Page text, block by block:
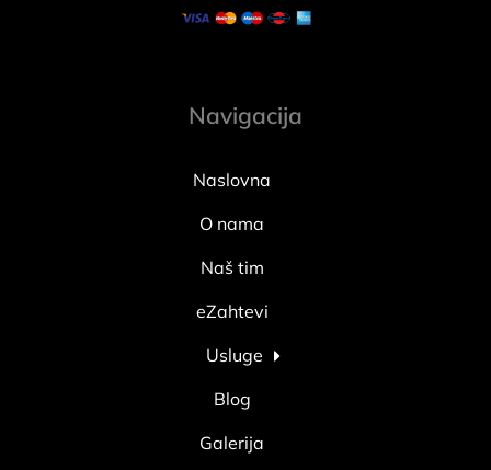
Navigacija
Naslovna
O nama
Naš tim
eZahtevi
Usluge
Blog
Galerija